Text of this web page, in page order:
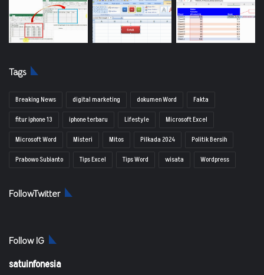
Tags
Breaking News digital marketing dokumen Word
Fakta
fitur iphone 13
iphone terbaru Lifestyle
Microsoft Excel
Microsoft Word
Misteri Mitos Pilkada 2024
Politik Bersih
Prabowo Subianto
Tips Excel Tips Word wisata Wordpress
FollowTwitter
Follow IG
satuinfonesia